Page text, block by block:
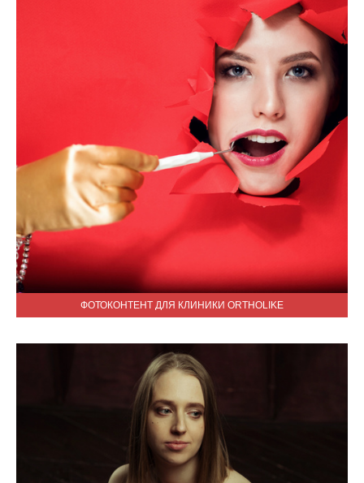
ФОТОКОНТЕНТ ДЛЯ КЛИНИКИ ORTHOLIKE